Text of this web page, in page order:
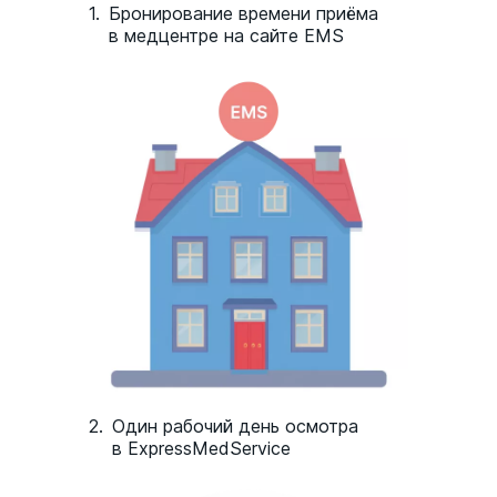
цветом. Эта процедура оказывает
пациента для проведения гигиены
Профессиональная гигиеническая
чистка: результаты
Данная процедура, проводимая раз в
полгода (раз в три или четыре месяца при
отдельных случаях по рекомендации
степени снизить риск воспалений десен,
образования кариеса, увеличивает срок
1. Бронирование времени приёма
в медцентре на сайте EMS
2. Один рабочий день осмотра
в ExpressMedService